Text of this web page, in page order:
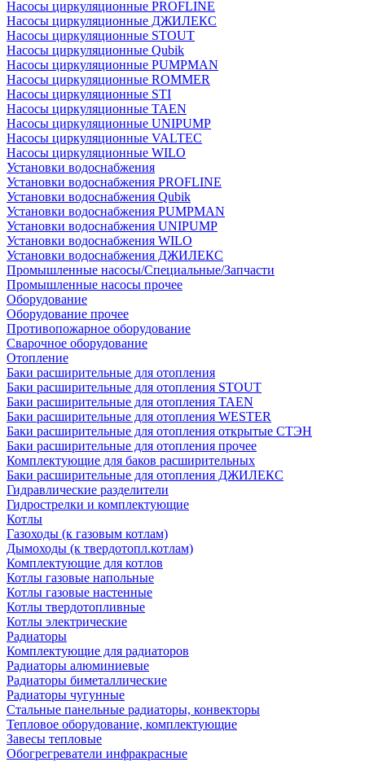
Насосы циркуляционные PROFLINE
Насосы циркуляционные ДЖИЛЕКС
Насосы циркуляционные STOUT
Насосы циркуляционные Qubik
Насосы циркуляционные PUMPMAN
Насосы циркуляционные ROMMER
Насосы циркуляционные STI
Насосы циркуляционные TAEN
Насосы циркуляционные UNIPUMP
Насосы циркуляционные VALTEC
Насосы циркуляционные WILO
Установки водоснабжения
Установки водоснабжения PROFLINE
Установки водоснабжения Qubik
Установки водоснабжения PUMPMAN
Установки водоснабжения UNIPUMP
Установки водоснабжения WILO
Установки водоснабжения ДЖИЛЕКС
Промышленные насосы/Специальные/Запчасти
Промышленные насосы прочее
Оборудование
Оборудование прочее
Противопожарное оборудование
Сварочное оборудование
Отопление
Баки расширительные для отопления
Баки расширительные для отопления STOUT
Баки расширительные для отопления TAEN
Баки расширительные для отопления WESTER
Баки расширительные для отопления открытые СТЭН
Баки расширительные для отопления прочее
Комплектующие для баков расширительных
Баки расширительные для отопления ДЖИЛЕКС
Гидравлические разделители
Гидрострелки и комплектующие
Котлы
Газоходы (к газовым котлам)
Дымоходы (к твердотопл.котлам)
Комплектующие для котлов
Котлы газовые напольные
Котлы газовые настенные
Котлы твердотопливные
Котлы электрические
Радиаторы
Комплектующие для радиаторов
Радиаторы алюминиевые
Радиаторы биметаллические
Радиаторы чугунные
Стальные панельные радиаторы, конвекторы
Тепловое оборудование, комплектующие
Завесы тепловые
Обогрегреватели инфракрасные